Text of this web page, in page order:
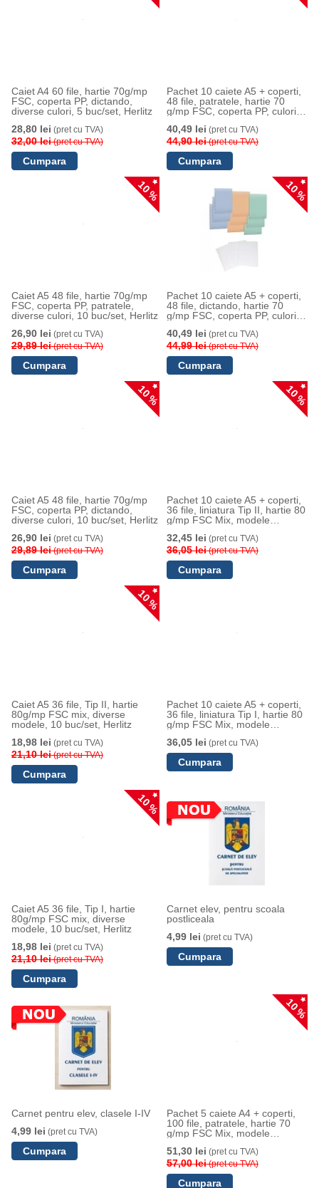
Caiet A4 60 file, hartie 70g/mp
FSC, coperta PP, dictando,
diverse culori, 5 buc/set, Herlitz
28,80 lei (pret cu TVA)
32,00 lei(pret cu TVA)
Pachet 10 caiete A5 + coperti,
48 file, patratele, hartie 70
g/mp FSC, coperta PP, culori
40,49 lei (pret cu TVA)
44,90 lei(pret cu TVA)
10 %
Caiet A5 48 file, hartie 70g/mp
FSC, coperta PP, patratele,
diverse culori, 10 buc/set, Herlitz
26,90 lei (pret cu TVA)
29,89 lei(pret cu TVA)
10 %
Pachet 10 caiete A5 + coperti,
48 file, dictando, hartie 70
g/mp FSC, coperta PP, culori
40,49 lei (pret cu TVA)
44,99 lei(pret cu TVA)
10 %
Caiet A5 48 file, hartie 70g/mp
FSC, coperta PP, dictando,
diverse culori, 10 buc/set, Herlitz
26,90 lei (pret cu TVA)
29,89 lei(pret cu TVA)
10 %
Pachet 10 caiete A5 + coperti,
36 file, liniatura Tip II, hartie 80
g/mp FSC Mix, modele
32,45 lei (pret cu TVA)
36,05 lei(pret cu TVA)
10 %
Caiet A5 36 file, Tip II, hartie
80g/mp FSC mix, diverse
modele, 10 buc/set, Herlitz
18,98 lei (pret cu TVA)
21,10 lei(pret cu TVA)
Pachet 10 caiete A5 + coperti,
36 file, liniatura Tip I, hartie 80
g/mp FSC Mix, modele
36,05 lei (pret cu TVA)
10 %
Caiet A5 36 file, Tip I, hartie
80g/mp FSC mix, diverse
modele, 10 buc/set, Herlitz
18,98 lei (pret cu TVA)
21,10 lei(pret cu TVA)
Carnet elev, pentru scoala
postliceala
4,99 lei (pret cu TVA)
Carnet pentru elev, clasele I-IV
4,99 lei (pret cu TVA)
10 %
Pachet 5 caiete A4 + coperti,
100 file, patratele, hartie 70
g/mp FSC Mix, modele
51,30 lei (pret cu TVA)
57,00 lei(pret cu TVA)